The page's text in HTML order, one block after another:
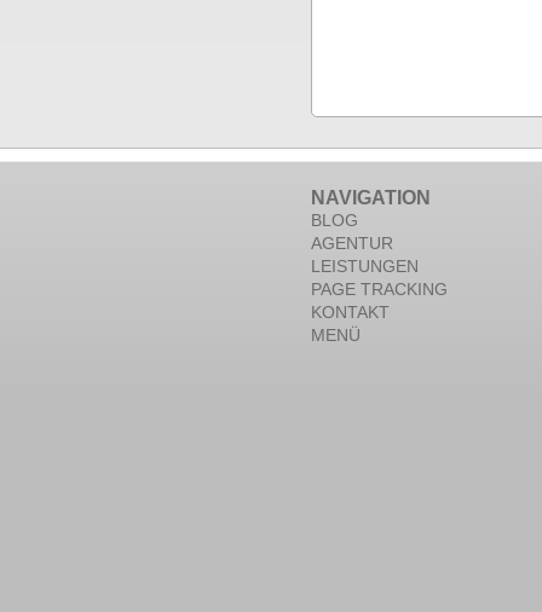
NAVIGATION
BLOG
AGENTUR
LEISTUNGEN
PAGE TRACKING
KONTAKT
MENÜ